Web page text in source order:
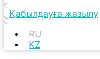
Қабылдауға жазылу
RU
KZ